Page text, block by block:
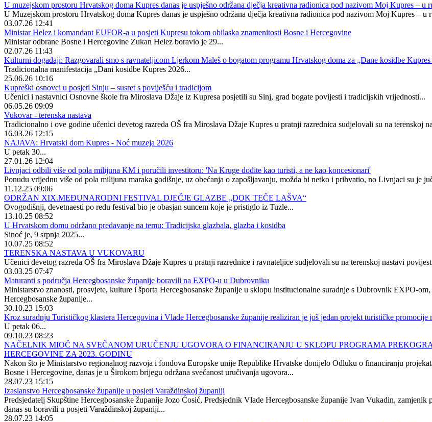
U muzejskom prostoru Hrvatskog doma Kupres danas je uspješno održana dječja kreativna radionica pod nazivom Moj Kupres – u
U Muzejskom prostoru Hrvatskog doma Kupres danas je uspješno održana dječja kreativna radionica pod nazivom Moj Kupres – u
03.07.26 12:41
Ministar Helez i komandant EUFOR-a u posjeti Kupresu tokom obilaska znamenitosti Bosne i Hercegovine
Ministar odbrane Bosne i Hercegovine Zukan Helez boravio je 29...
02.07.26 11:43
Kulturni događaji: Razgovarali smo s ravnateljicom Ljerkom Maleš o bogatom programu Hrvatskog doma za „Dane kosidbe Kupres
Tradicionalna manifestacija „Dani kosidbe Kupres 2026...
25.06.26 10:16
Kupreški osnovci u posjeti Sinju – susret s poviješću i tradicijom
Učenici i nastavnici Osnovne škole fra Miroslava Džaje iz Kupresa posjetili su Sinj, grad bogate povijesti i tradicijskih vrijednosti...
06.05.26 09:09
Vukovar - terenska nastava
Tradicionalno i ove godine učenici devetog razreda OŠ fra Miroslava Džaje Kupres u pratnji razrednica sudjelovali su na terenskoj
16.03.26 12:15
NAJAVA: Hrvatski dom Kupres - Noć muzeja 2026
U petak 30...
27.01.26 12:04
Livnjaci odbili više od pola milijuna KM i poručili investitoru: 'Na Kruge dođite kao turisti, a ne kao koncesionari'
Ponudu vrijednu više od pola milijuna maraka godišnje, uz obećanja o zapošljavanju, možda bi netko i prihvatio, no Livnjaci su je
11.12.25 09:06
ODRŽAN XIX.MEĐUNARODNI FESTIVAL DJEČJE GLAZBE „DOK TEČE LAŠVA“
Ovogodišnji, devetnaesti po redu festival bio je obasjan suncem koje je pristiglo iz Tuzle...
13.10.25 08:52
U Hrvatskom domu održano predavanje na temu: Tradicijska glazbala, glazba i kosidba
Sinoć je, 9 srpnja 2025...
10.07.25 08:52
TERENSKA NASTAVA U VUKOVARU
Učenici devetog razreda OŠ fra Miroslava Džaje Kupres u pratnji razrednice i ravnateljice sudjelovali su na terenskoj nastavi
03.03.25 07:47
Maturanti s područja Hercegbosanske županije boravili na EXPO-u u Dubrovniku
Ministarstvo znanosti, prosvjete, kulture i športa Hercegbosanske županije u sklopu institucionalne suradnje s Dubrovnik EXPO-
Hercegbosanske županije...
30.10.23 15:03
Kroz suradnju Turističkog klastera Hercegovina i Vlade Hercegbosanske županije realiziran je još jedan projekt turističke promocije
U petak 06...
09.10.23 08:23
NAČELNIK MIOČ NA SVEČANOM URUČENJU UGOVORA O FINANCIRANJU U SKLOPU PROGRAMA
HERCEGOVINE ZA 2023. GODINU
Nakon što je Ministarstvo regionalnog razvoja i fondova Europske unije Republike Hrvatske donijelo Odluku o financiranju
Bosne i Hercegovine, danas je u Širokom brijegu održana svečanost uručivanja ugovora...
28.07.23 15:15
Izaslanstvo Hercegbosanske županije u posjeti Varaždinskoj županiji
Predsjedatelj Skupštine Hercegbosanske županije Jozo Ćosić, Predsjednik Vlade Hercegbosanske županije Ivan Vukadin,
danas su boravili u posjeti Varaždinskoj županiji...
28.07.23 14:05